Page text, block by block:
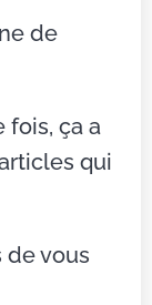
de
fois, ça a
qui
de vous